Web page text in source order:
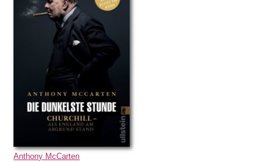
Anthony McCarten